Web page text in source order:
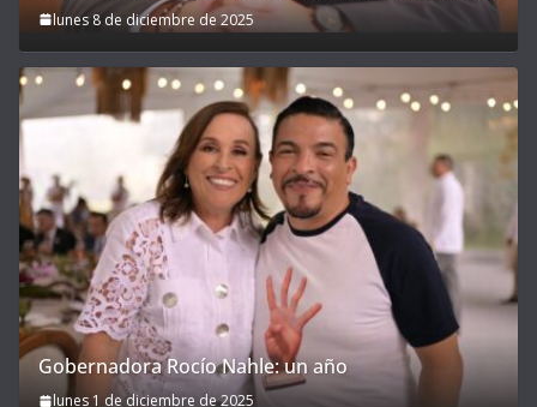
lunes 8 de diciembre de 2025
Gobernadora Rocío Nahle: un año
lunes 1 de diciembre de 2025